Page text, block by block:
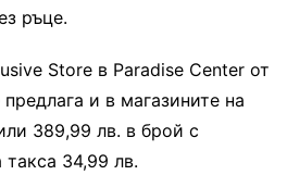
ръце.
Store в Paradise Center от
и в магазините на
389,99 лв. в брой с
34,99 лв.